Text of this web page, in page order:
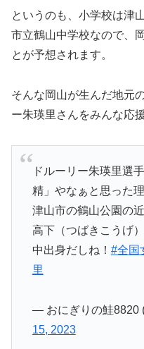
というのも、小学校は津
市立鶴山中学校なので、
とが予想されます。
そんな岡山が生んだ地元
ー朱瑛里さんをみんな応
ドルーリー朱瑛里選
精」やなぁと思った
津山市の鶴山公園の
高下（つばきこうげ
中出身だしね！ #全国
里
— おにぎりの鮭8820
15, 2023